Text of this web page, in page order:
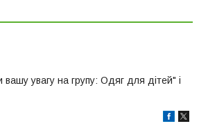
увагу на групу: Одяг для дітей" і